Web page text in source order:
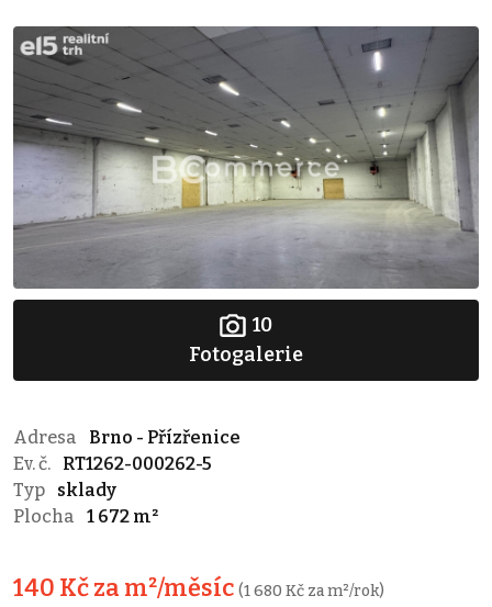
10
Fotogalerie
Adresa
Brno - Přízřenice
Ev. č.
RT1262-000262-5
Typ
sklady
Plocha
1 672 m²
140 Kč za m²/měsíc (1 680 Kč za m²/rok)